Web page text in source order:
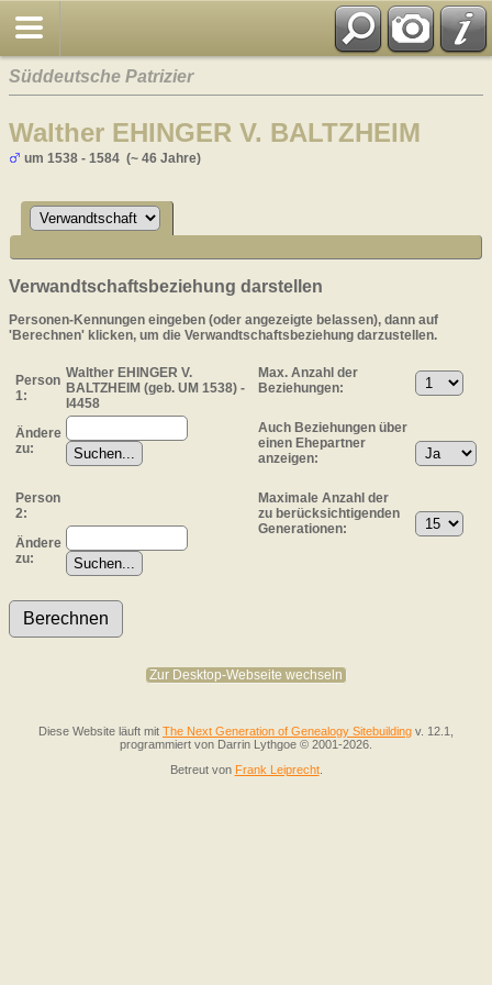
Süddeutsche Patrizier
Walther EHINGER V. BALTZHEIM
um 1538 - 1584 (~ 46 Jahre)
Verwandtschaftsbeziehung darstellen
Personen-Kennungen eingeben (oder angezeigte belassen), dann auf
'Berechnen' klicken, um die Verwandtschaftsbeziehung darzustellen.
Person
1:
Walther EHINGER V.
BALTZHEIM (geb. UM 1538) -
I4458
Ändere
zu:
Person
2:
Ändere
zu:
Max. Anzahl der
Beziehungen:
Auch Beziehungen über
einen Ehepartner
anzeigen:
Maximale Anzahl der
zu berücksichtigenden
Generationen:
Zur Desktop-Webseite wechseln
Diese Website läuft mit The Next Generation of Genealogy Sitebuilding v. 12.1,
programmiert von Darrin Lythgoe © 2001-2026.
Betreut von Frank Leiprecht.